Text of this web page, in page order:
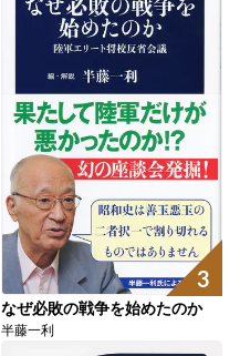
3
なぜ必敗の戦争を始めたのか
半藤一利